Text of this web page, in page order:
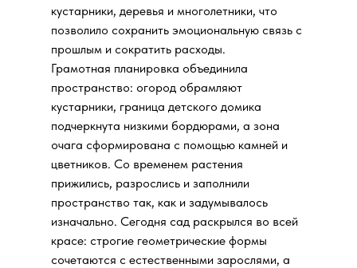
кустарники, деревья и многолетники, что
позволило сохранить эмоциональную связь с
прошлым и сократить расходы.
Грамотная планировка объединила
пространство: огород обрамляют
кустарники, граница детского домика
подчеркнута низкими бордюрами, а зона
очага сформирована с помощью камней и
цветников. Со временем растения
прижились, разрослись и заполнили
пространство так, как и задумывалось
изначально. Сегодня сад раскрылся во всей
красе: строгие геометрические формы
сочетаются с естественными зарослями, а